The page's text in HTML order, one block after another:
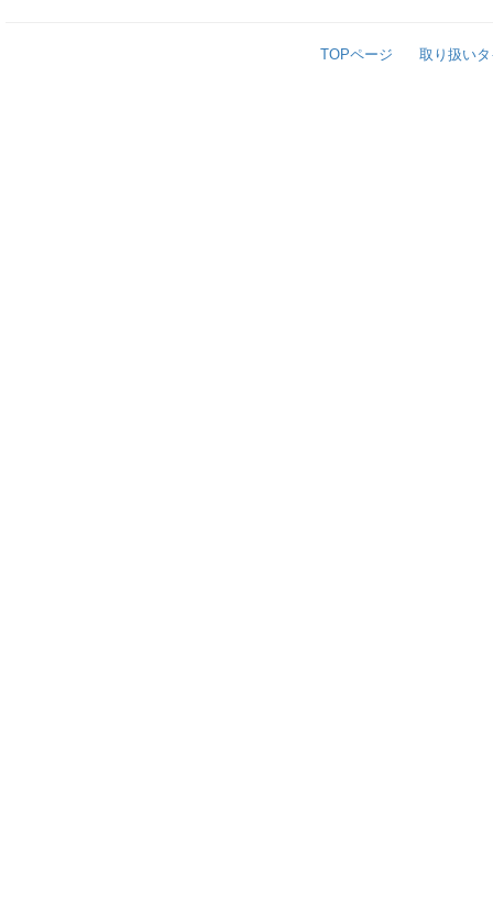
TOPページ 取り扱い